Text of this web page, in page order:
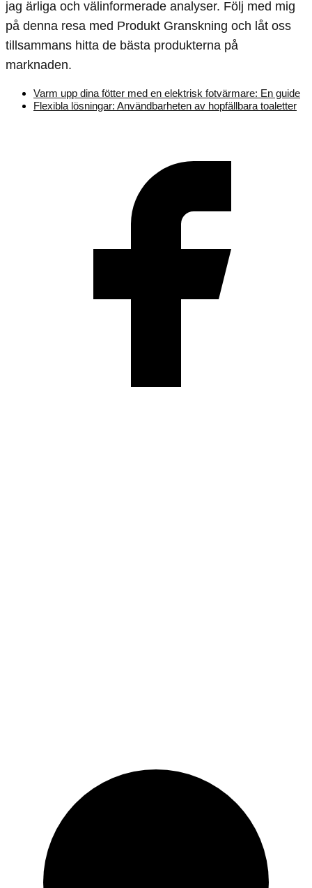
jag ärliga och välinformerade analyser. Följ med mig
på denna resa med Produkt Granskning och låt oss
tillsammans hitta de bästa produkterna på
marknaden.
Varm upp dina fötter med en elektrisk fotvärmare: En guide
Flexibla lösningar: Användbarheten av hopfällbara toaletter